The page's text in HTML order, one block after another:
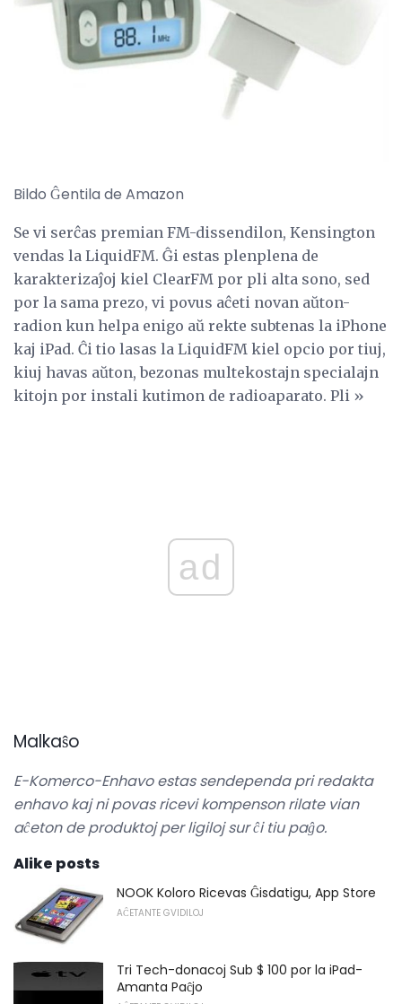
Bildo Ĝentila de Amazon
Se vi serĉas premian FM-dissendilon, Kensington
vendas la LiquidFM. Ĝi estas plenplena de
karakterizaĵoj kiel ClearFM por pli alta sono, sed
por la sama prezo, vi povus aĉeti novan aŭton-
radion kun helpa enigo aŭ rekte subtenas la iPhone
kaj iPad. Ĉi tio lasas la LiquidFM kiel opcio por tiuj,
kiuj havas aŭton, bezonas multekostajn specialajn
kitojn por instali kutimon de radioaparato. Pli »
ad
Malkaŝo
E-Komerco-Enhavo estas sendependa pri redakta
enhavo kaj ni povas ricevi kompenson rilate vian
aĉeton de produktoj per ligiloj sur ĉi tiu paĝo.
Alike posts
NOOK Koloro Ricevas Ĝisdatigu, App Store
AĈETANTE GVIDILOJ
Tri Tech-donacoj Sub $ 100 por la iPad-
Amanta Paĉjo